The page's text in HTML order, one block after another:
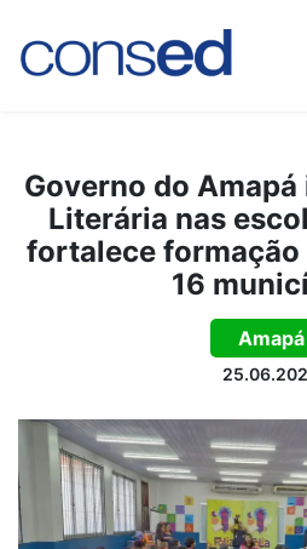
Governo do
Literária nas
fortalece formação
16
Amapá